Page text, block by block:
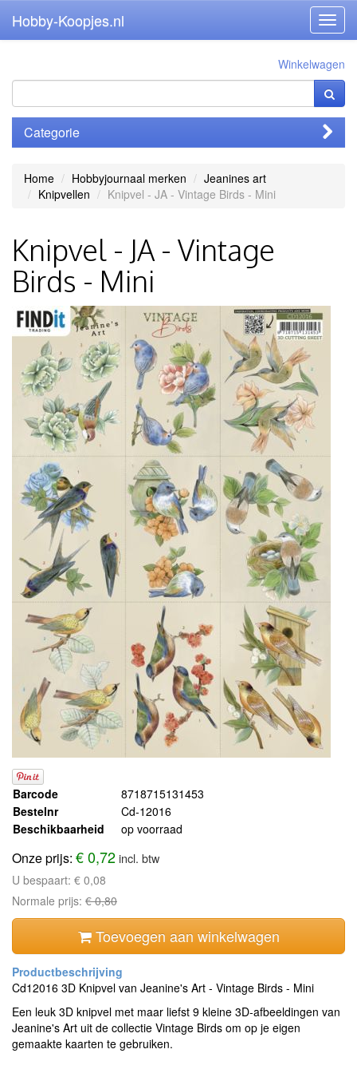
Hobby-Koopjes.nl
Winkelwagen
Categorie
Home Hobbyjournaal merken
Jeanines art
Knipvellen
Knipvel - JA - Vintage Birds - Mini
Knipvel - JA - Vintage
Birds - Mini
Barcode
8718715131453
Bestelnr
Cd-12016
Beschikbaarheid
op voorraad
Onze prijs: € 0,72incl. btw
U bespaart: € 0,08
Normale prijs: € 0,80
Toevoegen aan winkelwagen
Cd12016 3D Knipvel van Jeanine's Art - Vintage Birds - Mini
Een leuk 3D knipvel met maar liefst 9 kleine 3D-afbeeldingen van
Jeanine's Art uit de collectie Vintage Birds om op je eigen
gemaakte kaarten te gebruiken.